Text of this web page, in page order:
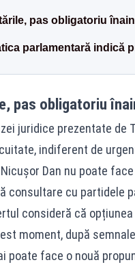
pas obligatoriu
parlamentară indică
pas obligatoriu
juridice prezentate de
indiferent de
Dan nu poate
consultare cu partidele
consideră că
moment, după
poate face o nouă